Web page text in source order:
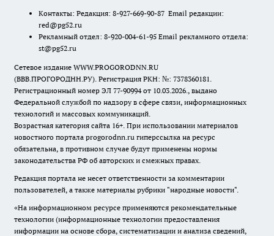
Контакты: Редакция: 8-927-669-90-87 Email редакции:
red@pg52.ru
Рекламный отдел: 8-920-004-61-95 Email рекламного отдела:
st@pg52.ru
Сетевое издание WWW.PROGORODNN.RU
(ВВВ.ПРОГОРОДНН.РУ). Регистрация РКН: №: 7378360181.
Регистрационный номер ЭЛ 77-90994 от 10.03.2026., выдано
Федеральной службой по надзору в сфере связи, информационных
технологий и массовых коммуникаций.
Возрастная категория сайта 16+. При использовании материалов
новостного портала progorodnn.ru гиперссылка на ресурс
обязательна, в противном случае будут применены нормы
законодательства РФ об авторских и смежных правах.
Редакция портала не несет ответственности за комментарии
пользователей, а также материалы рубрики "народные новости".
«На информационном ресурсе применяются рекомендательные
технологии (информационные технологии предоставления
информации на основе сбора, систематизации и анализа сведений,